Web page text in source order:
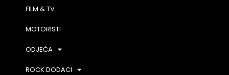
FILM & TV
MOTORISTI
ODJEĆA
ROCK DODACI